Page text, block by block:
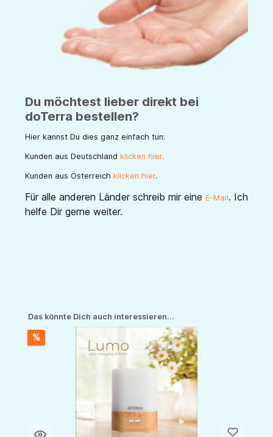
Du möchtest lieber direkt bei
doTerra bestellen?
Hier kannst Du dies ganz einfach tun:
Kunden aus Deutschland klicken hier.
Kunden aus Österreich klicken hier.
Für alle anderen Länder schreib mir eine E-Mail. Ich
helfe Dir gerne weiter.
Produktgalerie überspringen
Das könnte Dich auch interessieren...
%